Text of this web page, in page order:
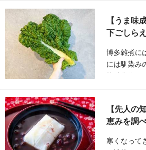
【うま味
下ごしら
博多雑煮に
には馴染み
青菜と同じ
【先人の
恵みを調
寒くなって